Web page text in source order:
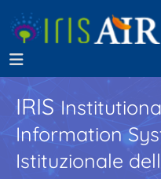
IRIS
Information
Istituzionale